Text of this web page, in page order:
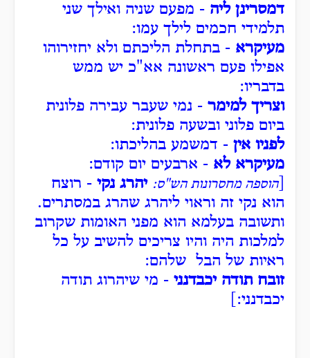
דמסרינן ליה - מפעם שניה ואילך שני
תלמידי חכמים לילך עמו:
מעיקרא - בתחלת הליכתם ולא יחזירוהו
אפילו פעם ראשונה אא"כ יש ממש
בדבריו:
וצריך למימר - נמי שעבר עבירה פלונית
ביום פלוני ובשעה פלונית:
לפניו אין - דמשמע בהליכתו:
מעיקרא לא - ארבעים יום קודם:
[הוספה מחסרונות הש"ס: יהרג נקי - רוצח
הוא נקי זה וראוי ליהרג שהרג במסתרים.
ותשובה בעלמא הוא מפני האומות שקרוב
למלכות היה והיו צריכים להשיב על כל
ראיות של הבל שלהם:
זובח תודה יכבדנני - מי שיהרוג תודה
יכבדנני:]